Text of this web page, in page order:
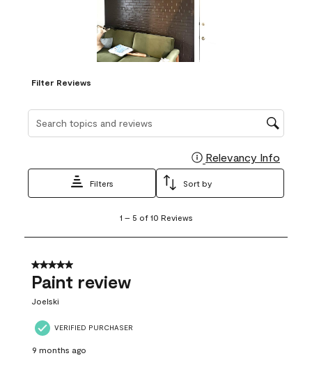
Filter Reviews
Relevancy Info
Filters Sort by
5
10
Reviews
1 – 5 of 10 Reviews
5 out of 5 stars.
Paint review
Joelski
VERIFIED PURCHASER
9 months ago